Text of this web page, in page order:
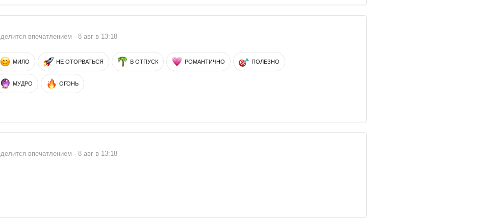
делится впечатлением · 8 авг в 13:18
МИЛО НЕ ОТОРВАТЬСЯ В ОТПУСК РОМАНТИЧНО ПОЛЕЗНО
МУДРО ОГОНЬ
делится впечатлением · 8 авг в 13:18